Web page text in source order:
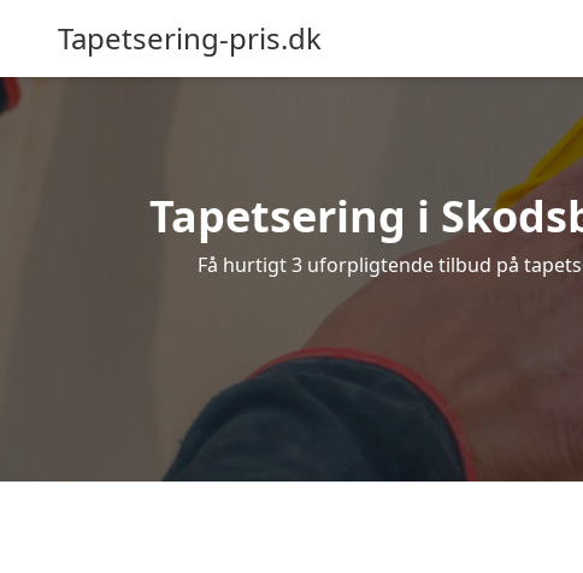
Tapetsering-pris.dk
Tapetsering i
Få hurtigt 3 uforpligtende tilbud på